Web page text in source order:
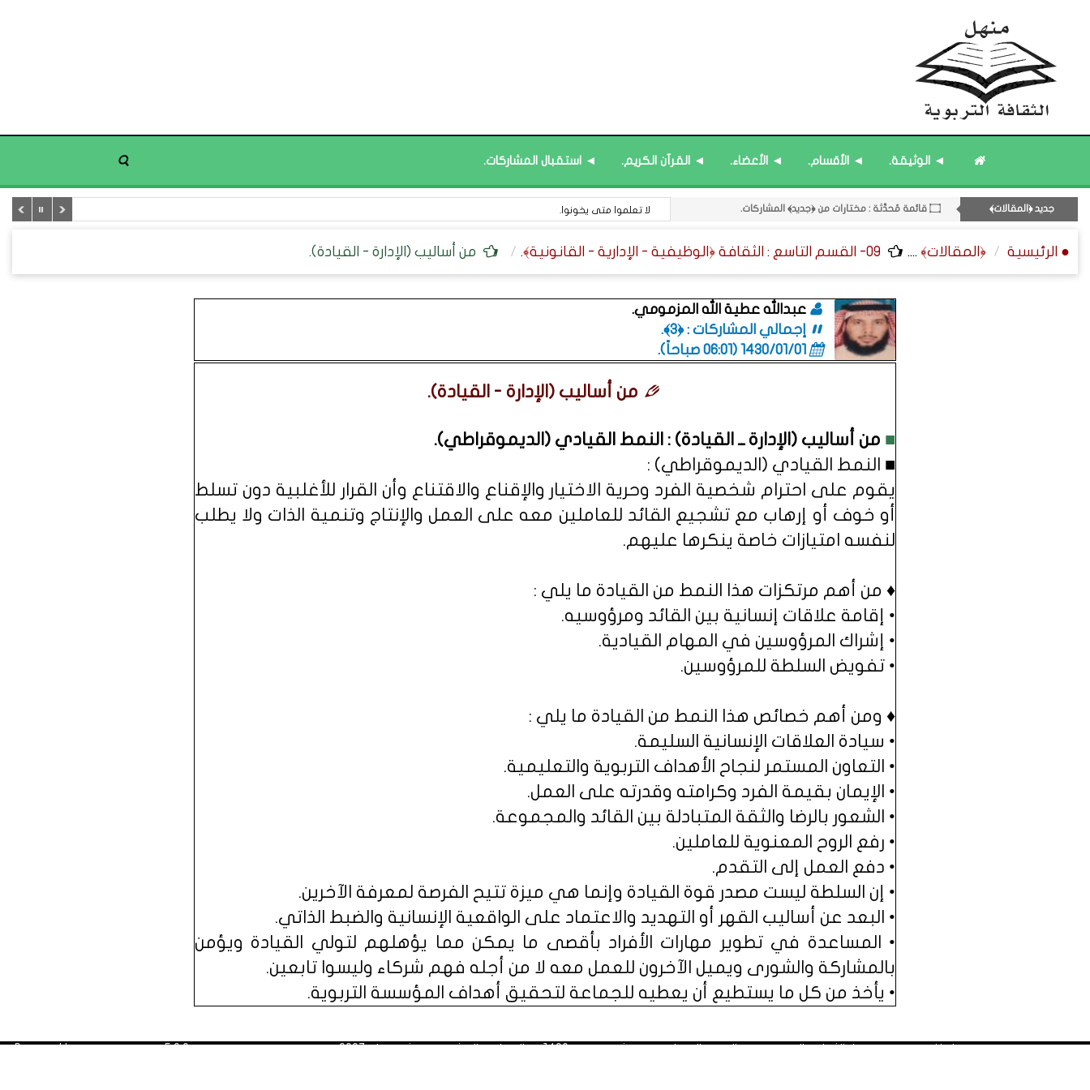
◄ الوثيقة. ◄ الأقسام. ◄ الأعضاء. ◄ القرآن الكريم. ◄ استقبال المشاركات.
جديد ﴿المقالات﴾
۝ ﴿القوائم - المشاركات﴾ المُحدَّثة.
۝ قائمة مُثبتة : مشرف منهل الثقافة التربوية.
11- القسم الحادي عشر : ﴿اللقاءات الشخصية - الثقافة المتسلسلة﴾.
۝ قائمة مُحدَّثة : مختارات من ﴿جديد﴾ المشاركات. لا تعلموا متى يخونوا.
● الرئيسية ﴿المقالات﴾ .... 09- القسم التاسع : الثقافة ﴿الوظيفية - الإدارية - القانونية﴾. من أساليب (الإدارة - القيادة).
عبدالله عطية الله المزمومي.
إجمالي المشاركات : ﴿3﴾.
1430/01/01 (06:01 صباحاً)
.
من أساليب (الإدارة - القيادة).
■ من أساليب (الإدارة ــ القيادة) : النمط القيادي (الديموقراطي).
■ النمط القيادي (الديموقراطي) :
يقوم على احترام شخصية الفرد وحرية الاختيار والإقناع والاقتناع وأن القرار للأغلبية دون تسلط
أو خوف أو إرهاب مع تشجيع القائد للعاملين معه على العمل والإنتاج وتنمية الذات ولا يطلب
لنفسه امتيازات خاصة ينكرها عليهم.
♦ من أهم مرتكزات هذا النمط من القيادة ما يلي :
• إقامة علاقات إنسانية بين القائد ومرؤوسيه.
• إشراك المرؤوسين في المهام القيادية.
• تفويض السلطة للمرؤوسين.
♦ ومن أهم خصائص هذا النمط من القيادة ما يلي :
• سيادة العلاقات الإنسانية السليمة.
• التعاون المستمر لنجاح الأهداف التربوية والتعليمية.
• الإيمان بقيمة الفرد وكرامته وقدرته على العمل.
• الشعور بالرضا والثقة المتبادلة بين القائد والمجموعة.
• رفع الروح المعنوية للعاملين.
• دفع العمل إلى التقدم.
• إن السلطة ليست مصدر قوة القيادة وإنما هي ميزة تتيح الفرصة لمعرفة الآخرين.
• البعد عن أساليب القهر أو التهديد والاعتماد على الواقعية الإنسانية والضبط الذاتي.
• المساعدة في تطوير مهارات الأفراد بأقصى ما يمكن مما يؤهلهم لتولي القيادة ويؤمن
بالمشاركة والشورى ويميل الآخرون للعمل معه لا من أجله فهم شركاء وليسوا تابعين.
• يأخذ من كل ما يستطيع أن يعطيه للجماعة لتحقيق أهداف المؤسسة التربوية.
■ انطلاق منتدى منهل الثقافة التربوية: يوم السبت المصادف غرة شهر محرم 1428هـ، الموافق العشرون من شهر يناير 2007م.
Powered byDimofinf CMSv5.0.0